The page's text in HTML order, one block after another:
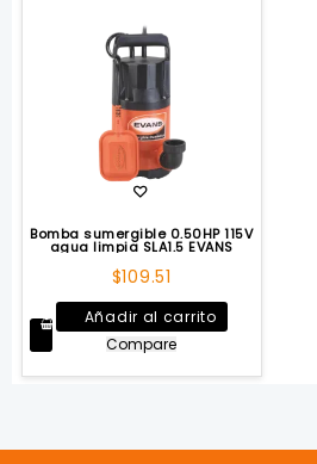
Bomba sumergible 0.50HP 115V
agua limpia SLA1.5 EVANS
$109.51
Añadir al carrito
Compare